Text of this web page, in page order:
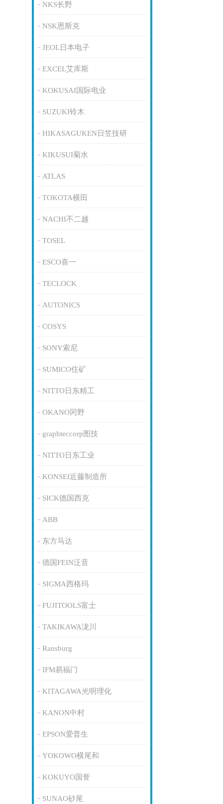
NKS长野
NSK恩斯克
JEOL日本电子
EXCEL艾库斯
KOKUSAI国际电业
SUZUKI铃木
HIKASAGUKEN日笠技研
KIKUSUI菊水
ATLAS
TOKOTA横田
NACHI不二越
TOSEL
ESCO喜一
TECLOCK
AUTONICS
COSYS
SONY索尼
SUMICO住矿
NITTO日东精工
OKANO冈野
graphteccorp图技
NITTO日东工业
KONSEI近藤制造所
SICK德国西克
ABB
东方马达
德国FEIN泛音
SIGMA西格玛
FUJITOOLS富士
TAKIKAWA泷川
Ransburg
IFM易福门
KITAGAWA光明理化
KANON中村
EPSON爱普生
YOKOWO横尾和
KOKUYO国誉
SUNAO砂尾